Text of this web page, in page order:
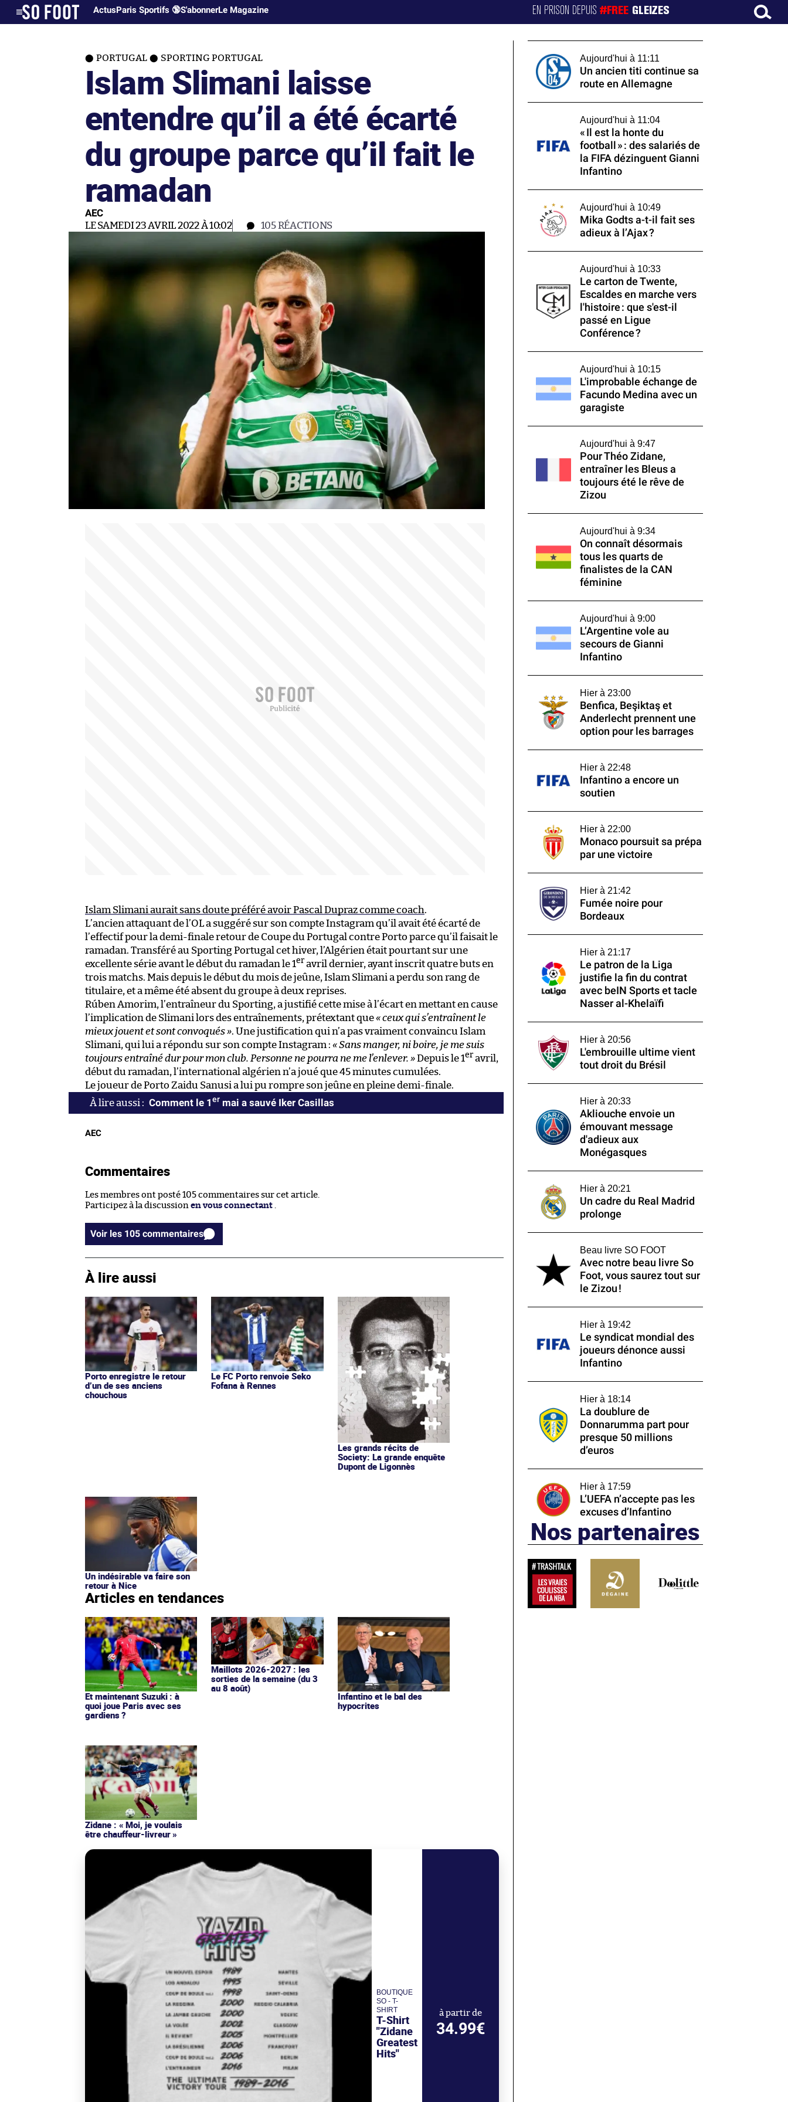
ActusParis Sportifs 🔞S'abonnerLe Magazine EN PRISON DEPUIS#FREE GLEIZES
PORTUGAL SPORTING PORTUGAL
Islam Slimani laisse
entendre qu’il a été écarté
du groupe parce qu’il fait le
ramadan
AEC
LE SAMEDI 23 AVRIL 2022 À 10:02 105RÉACTIONS
Islam Slimani aurait sans doute préféré avoir Pascal Dupraz comme coach.
L’ancien attaquant de l’OL a suggéré sur son compte Instagram qu’il avait été écarté de
l’effectif pour la demi-finale retour de Coupe du Portugal contre Porto parce qu’il faisait le
ramadan. Transféré au Sporting Portugal cet hiver, l’Algérien était pourtant sur une
excellente série avant le début du ramadan le 1er avril dernier, ayant inscrit quatre buts en
trois matchs. Mais depuis le début du mois de jeûne, Islam Slimani a perdu son rang de
titulaire, et a même été absent du groupe à deux reprises.
Rúben Amorim, l’entraîneur du Sporting, a justifié cette mise à l’écart en mettant en cause
l’implication de Slimani lors des entraînements, prétextant que« ceux qui s’entraînent le
mieux jouent et sont convoqués ». Une justification qui n’a pas vraiment convaincu Islam
Slimani, qui lui a répondu sur son compte Instagram : « Sans manger, ni boire, je me suis
toujours entraîné dur pour mon club. Personne ne pourra ne me l’enlever. »Depuis le 1er avril,
début du ramadan, l’international algérien n’a joué que 45 minutes cumulées.
Le joueur de Porto Zaidu Sanusi a lui pu rompre son jeûne en pleine demi-finale.
Comment le 1er mai a sauvé Iker Casillas
AEC
Commentaires
Les membres ont posté 105 commentaires sur cet article.
Participez à la discussion en vous connectant .
Voir les 105 commentaires
À lire aussi
Porto enregistre le retour
d’un de ses anciens
chouchous
Le FC Porto renvoie Seko
Fofana à Rennes
Les grands récits de
Society: La grande enquête
Dupont de Ligonnès
Un indésirable va faire son
retour à Nice
Articles en tendances
Et maintenant Suzuki : à
quoi joue Paris avec ses
gardiens ?
Maillots 2026-2027 : les
sorties de la semaine (du 3
au 8 août)
Infantino et le bal des
hypocrites
Zidane : « Moi, je voulais
être chauffeur-livreur »
BOUTIQUE
SO - T-
SHIRT
T-Shirt
"Zidane
Greatest
Hits"
à partir de
34.99€
Aujourd'hui à 11:11
Un ancien titi continue sa
route en Allemagne
Aujourd'hui à 11:04
« Il est la honte du
football » : des salariés de
la FIFA dézinguent Gianni
Infantino
Aujourd'hui à 10:49
Mika Godts a-t-il fait ses
adieux à l’Ajax ?
Aujourd'hui à 10:33
Le carton de Twente,
Escaldes en marche vers
l'histoire : que s'est-il
passé en Ligue
Conférence ?
Aujourd'hui à 10:15
L'improbable échange de
Facundo Medina avec un
garagiste
Aujourd'hui à 9:47
Pour Théo Zidane,
entraîner les Bleus a
toujours été le rêve de
Zizou
Aujourd'hui à 9:34
On connaît désormais
tous les quarts de
finalistes de la CAN
féminine
Aujourd'hui à 9:00
L’Argentine vole au
secours de Gianni
Infantino
Hier à 23:00
Benfica, Beşiktaş et
Anderlecht prennent une
option pour les barrages
Hier à 22:48
Infantino a encore un
soutien
Hier à 22:00
Monaco poursuit sa prépa
par une victoire
Hier à 21:42
Fumée noire pour
Bordeaux
Hier à 21:17
Le patron de la Liga
justifie la fin du contrat
avec beIN Sports et tacle
Nasser al-Khelaïfi
Hier à 20:56
L'embrouille ultime vient
tout droit du Brésil
Hier à 20:33
Akliouche envoie un
émouvant message
d'adieux aux
Monégasques
Hier à 20:21
Un cadre du Real Madrid
prolonge
Beau livre SO FOOT
Avec notre beau livre So
Foot, vous saurez tout sur
le Zizou !
Hier à 19:42
Le syndicat mondial des
joueurs dénonce aussi
Infantino
Hier à 18:14
La doublure de
Donnarumma part pour
presque 50 millions
d’euros
Hier à 17:59
L’UEFA n’accepte pas les
excuses d’Infantino
Nos partenaires